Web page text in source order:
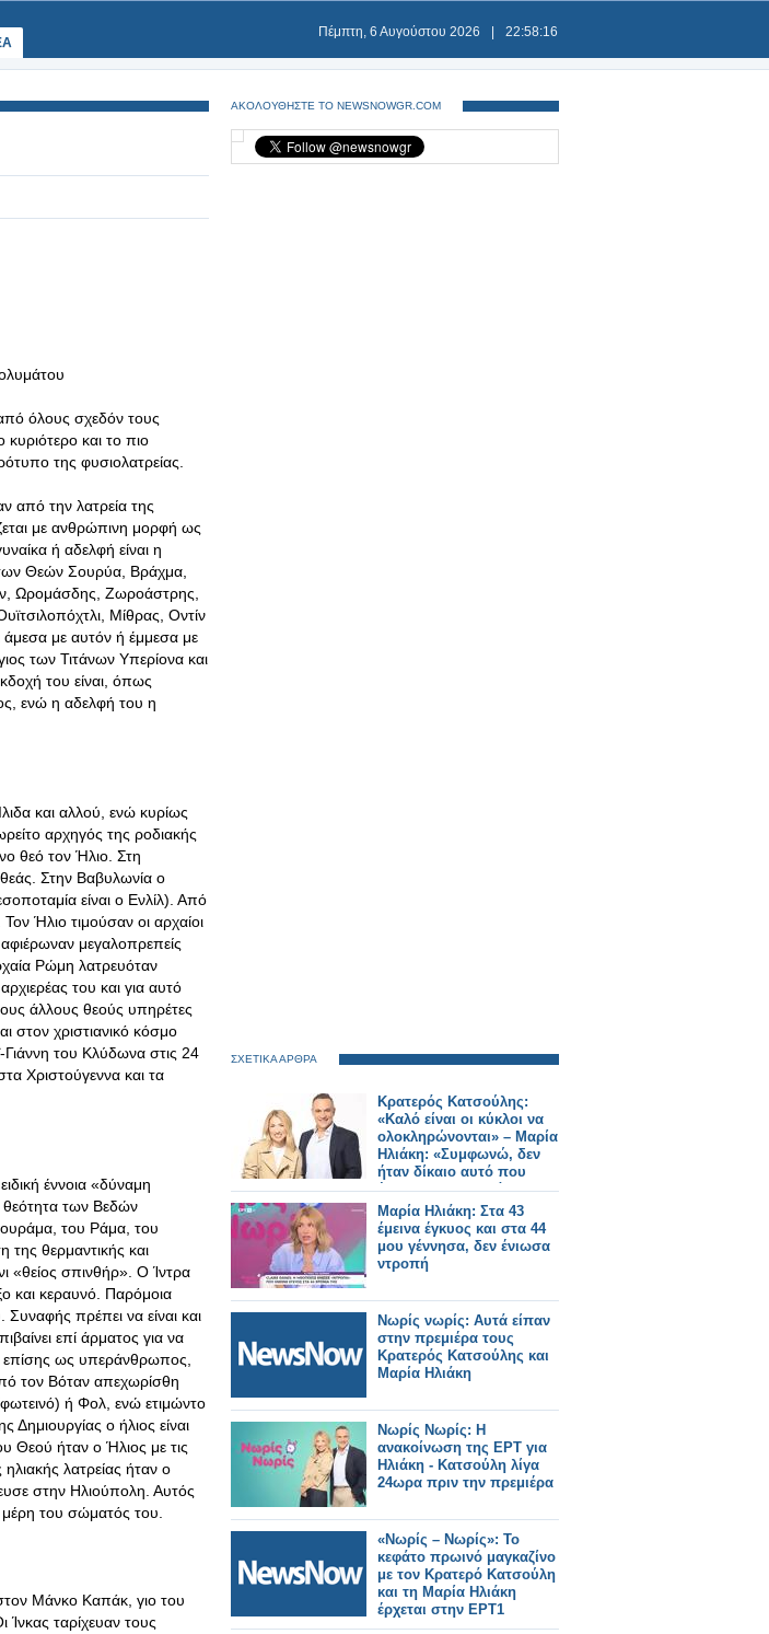
Πέμπτη, 6 Αυγούστου 2026 22:58:17
όλους σχεδόν τους
και το πιο
της φυσιολατρείας.
από την λατρεία της
με ανθρώπινη μορφή ως
ή αδελφή είναι η
Θεών Σουρύα, Βράχμα,
Ωρομάσδης, Ζωροάστρης,
Μίθρας, Οντίν
άμεσα με αυτόν ή έμμεσα με
των Τιτάνων Υπερίονα και
του είναι, όπως
ενώ η αδελφή του η
και αλλού, ενώ κυρίως
αρχηγός της ροδιακής
θεό τον Ήλιο. Στη
Στην Βαβυλωνία ο
είναι ο Ενλίλ). Από
Ήλιο τιμούσαν οι αρχαίοι
μεγαλοπρεπείς
Ρώμη λατρευόταν
του και για αυτό
άλλους θεούς υπηρέτες
στον χριστιανικό κόσμο
Γιάννη του Κλύδωνα στις 24
Χριστούγεννα και τα
έννοια «δύναμη
θεότητα των Βεδών
του Ράμα, του
θερμαντικής και
«θείος σπινθήρ». Ο Ίντρα
και κεραυνό. Παρόμοια
πρέπει να είναι και
επί άρματος για να
επίσης ως υπεράνθρωπος,
τον Βόταν απεχωρίσθη
ή Φολ, ενώ ετιμώντο
ο ήλιος είναι
Θεού ήταν ο Ήλιος με τις
λατρείας ήταν ο
στην Ηλιούπολη. Αυτός
μέρη του σώματός του.
Μάνκο Καπάκ, γιο του
Ίνκας ταρίχευαν τους
ΑΚΟΛΟΥΘΗΣΤΕ ΤΟ NEWSNOWGR.COM
ΣΧΕΤΙΚΑ ΑΡΘΡΑ
Κρατερός Κατσούλης:
«Καλό είναι οι κύκλοι να
ολοκληρώνονται» – Μαρία
Ηλιάκη: «Συμφωνώ, δεν
ήταν δίκαιο αυτό που
έγινε με την Τσολάκη»
Μαρία Ηλιάκη: Στα 43
έμεινα έγκυος και στα 44
μου γέννησα, δεν ένιωσα
ντροπή
Νωρίς νωρίς: Αυτά είπαν
στην πρεμιέρα τους
Κρατερός Κατσούλης και
Μαρία Ηλιάκη
Νωρίς Νωρίς: Η
ανακοίνωση της ΕΡΤ για
Ηλιάκη - Κατσούλη λίγα
24ωρα πριν την πρεμιέρα
«Νωρίς – Νωρίς»: Το
κεφάτο πρωινό μαγκαζίνο
με τον Κρατερό Κατσούλη
και τη Μαρία Ηλιάκη
έρχεται στην ΕΡΤ1